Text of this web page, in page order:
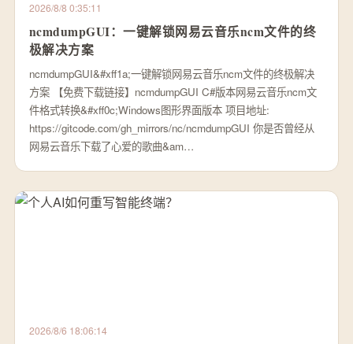
2026/8/8 0:35:11
ncmdumpGUI：一键解锁网易云音乐ncm文件的终
极解决方案
ncmdumpGUI&#xff1a;一键解锁网易云音乐ncm文件的终极解决
方案 【免费下载链接】ncmdumpGUI C#版本网易云音乐ncm文
件格式转换&#xff0c;Windows图形界面版本 项目地址:
https://gitcode.com/gh_mirrors/nc/ncmdumpGUI 你是否曾经从
网易云音乐下载了心爱的歌曲&am…
2026/8/6 18:06:14